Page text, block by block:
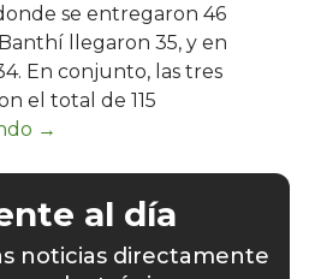
se entregaron 46
llegaron 35, y en
En conjunto, las tres
el total de 115
al día
noticias directamente